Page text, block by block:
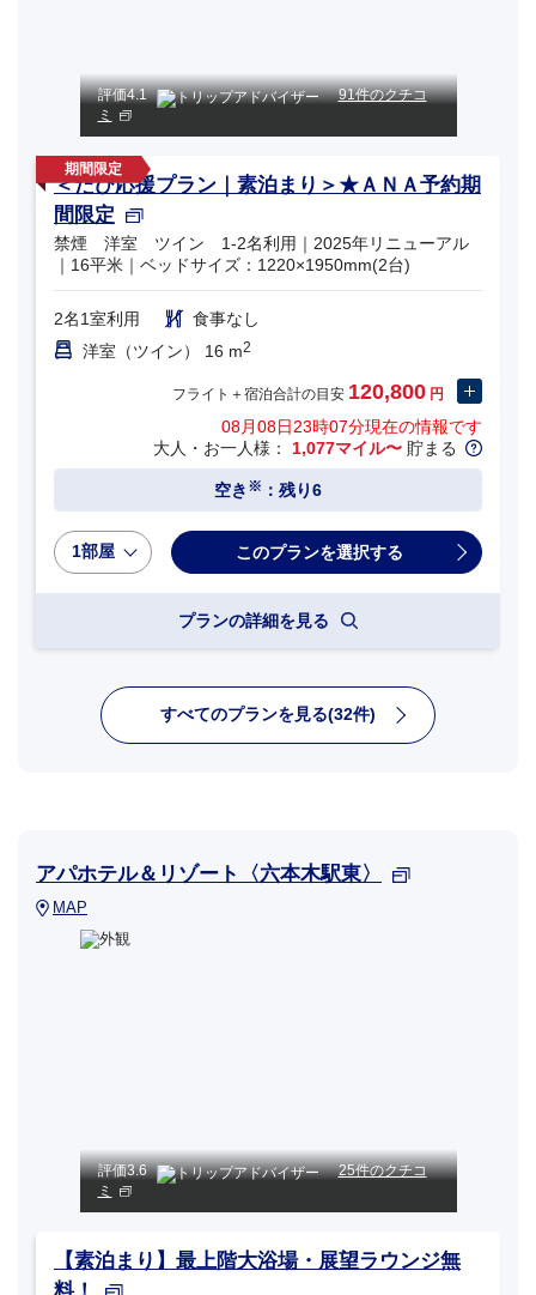
評価4.1
91件のクチコ
ミ
＜たび応援プラン｜素泊まり＞★ＡＮＡ予約期
間限定
禁煙 洋室 ツイン 1-2名利用｜2025年リニューアル
｜16平米｜ベッドサイズ：1220×1950mm(2台)
2名1室利用
食事なし
洋室（ツイン） 16 m2
フライト＋宿泊合計の目安 120,800 円
08月08日23時07分現在の情報です
大人・お一人様： 1,077マイル〜 貯まる
空き ※ ：残り6
1部屋
プランの詳細を見る
すべてのプランを見る(32件)
アパホテル＆リゾート〈六本木駅東〉
MAP
評価3.6
25件のクチコ
ミ
【素泊まり】最上階大浴場・展望ラウンジ無